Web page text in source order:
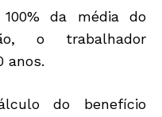
da média do
o trabalhador
anos.
do benefício